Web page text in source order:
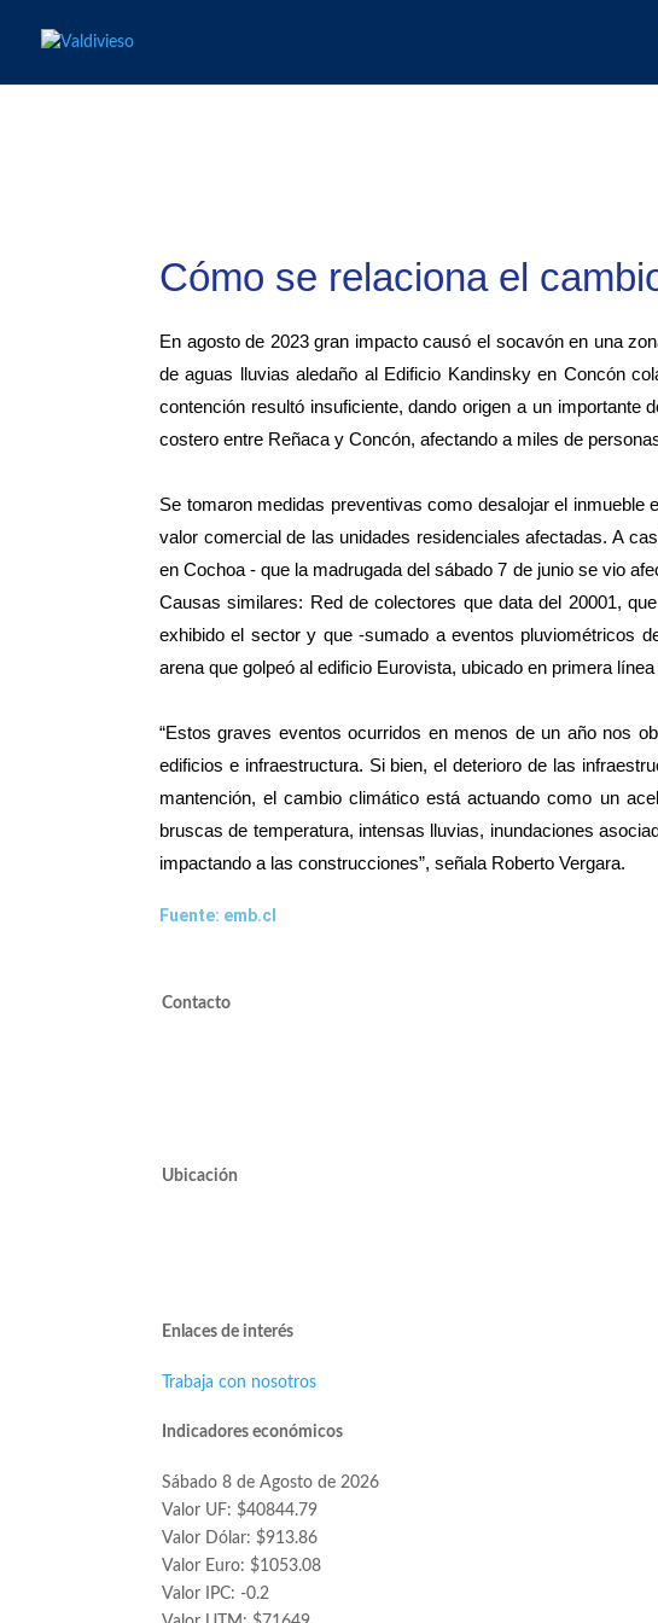
Cómo se relaciona el
En agosto de 2023 gran impacto causó el socavón en una
de aguas lluvias aledaño al Edificio Kandinsky en Concón
contención resultó insuficiente, dando origen a un importante
costero entre Reñaca y Concón, afectando a miles de
Se tomaron medidas preventivas como desalojar el inmueble
valor comercial de las unidades residenciales afectadas. A
en Cochoa - que la madrugada del sábado 7 de junio se vio
Causas similares: Red de colectores que data del 20001,
exhibido el sector y que -sumado a eventos pluviométricos
arena que golpeó al edificio Eurovista, ubicado en primera
“Estos graves eventos ocurridos en menos de un año nos
edificios e infraestructura. Si bien, el deterioro de las
mantención, el cambio climático está actuando como un
bruscas de temperatura, intensas lluvias, inundaciones
impactando a las construcciones”, señala Roberto Vergara.
Fuente: emb.cl
Contacto
Ubicación
Enlaces de interés
Trabaja con nosotros
Indicadores económicos
Sábado 8 de Agosto de 2026
Valor UF: $40844.79
Valor Dólar: $913.86
Valor Euro: $1053.08
Valor IPC: -0.2